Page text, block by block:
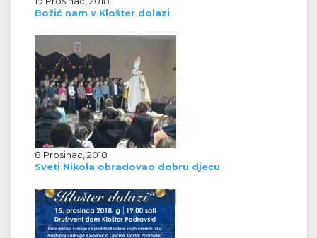
Božić nam v Klošter dolazi
8 Prosinac, 2018
Sveti Nikola obradovao dobru djecu